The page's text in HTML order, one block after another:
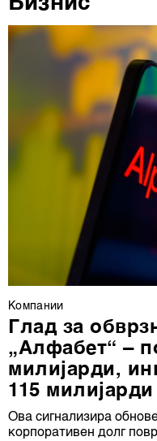
деталите“.
ја повлечете без
Компании
Глад за
„Алфабет“ –
милијарди,
115
Ова сигнализира
корпоративен долг